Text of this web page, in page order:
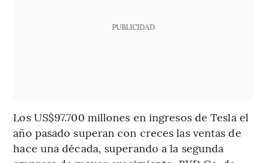
PUBLICIDAD
Los US$97.700 millones en ingresos de Tesla el
año pasado superan con creces las ventas de
hace una década, superando a la segunda